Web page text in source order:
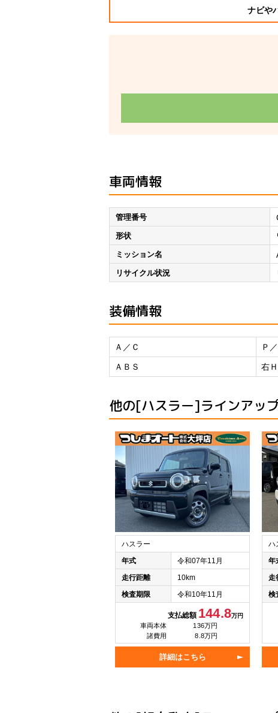
ナビや
車両情報
管理番号
形状
ミッション名
リサイクル状況
装備情報
Ａ／Ｃ Ｐ
ＡＢＳ 右Ｈ
他の[ハスラー]ラインアッ
ハスラー
年式
令和07年11月
走行距離
10km
検査期限
令和10年11月
支払総額 144.8万円
車両本体
136万円
諸費用
8.8万円
詳細はこちら
ハ
年
走
検